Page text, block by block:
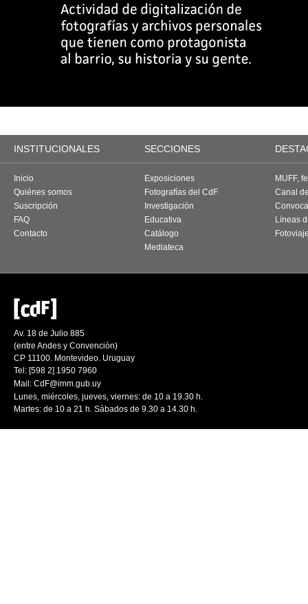
INSTITUCIONALES SECCIONES
Inicio
Quiénes somos
Suscripción
FAQ
Contacto
Exposiciones
Fotografías del CdF
Investigación
Educativa
Catálogo
Mediateca
MUFF,
Canal
Líneas
Av. 18 de Julio 885
(entre Andes y Convención)
CP 11100. Montevideo. Uruguay
Tel: [598 2] 1950 7960
Mail: CdF@imm.gub.uy
Lunes, miércoles, jueves, viernes: de 10 a 19.30 h.
Martes: de 10 a 21 h. Sábados de 9.30 a 14.30 h.